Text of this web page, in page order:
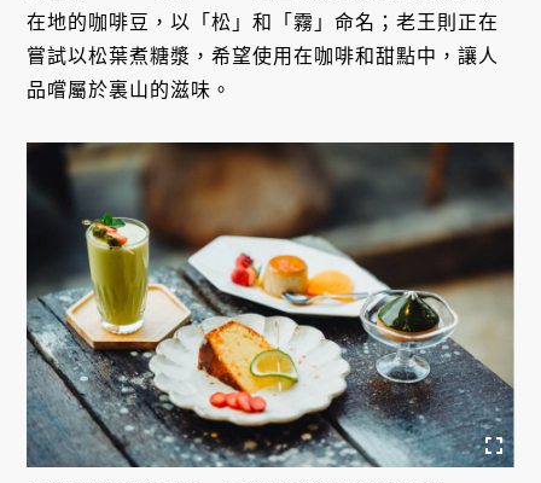
在地的咖啡豆，以「松」和「霧」命名；老王則正在
嘗試以松葉煮糖漿，希望使用在咖啡和甜點中，讓人
品嚐屬於裏山的滋味。